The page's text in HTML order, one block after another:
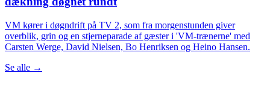
VM kører i døgndrift på TV 2, som fra morgenstunden giver
overblik, grin og en stjerneparade af gæster i 'VM-trænerne' med
Carsten Werge, David Nielsen, Bo Henriksen og Heino Hansen.
Se alle →